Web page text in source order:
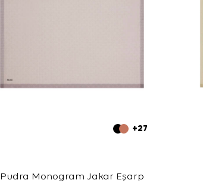
+27
Pudra Monogram Jakar Eşarp